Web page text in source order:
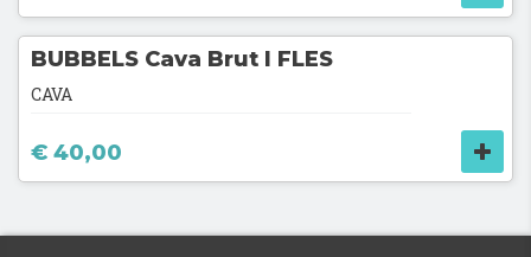
BUBBELS Cava Brut l FLES
CAVA
€ 40,00